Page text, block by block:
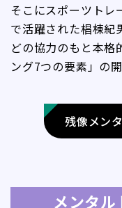
そこにスポーツトレ
で活躍された椙棟紀
どの協力のもと本格
ング7つの要素」の
残像メン
メンタル